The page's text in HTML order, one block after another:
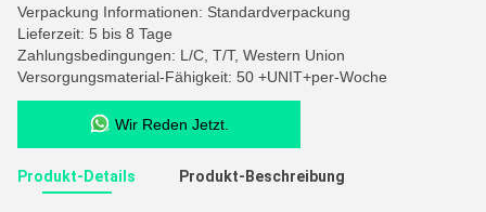
Verpackung Informationen: Standardverpackung
Lieferzeit: 5 bis 8 Tage
Zahlungsbedingungen: L/C, T/T, Western Union
Versorgungsmaterial-Fähigkeit: 50 +UNIT+per-Woche
Wir Reden Jetzt.
Produkt-Details Produkt-Beschreibung